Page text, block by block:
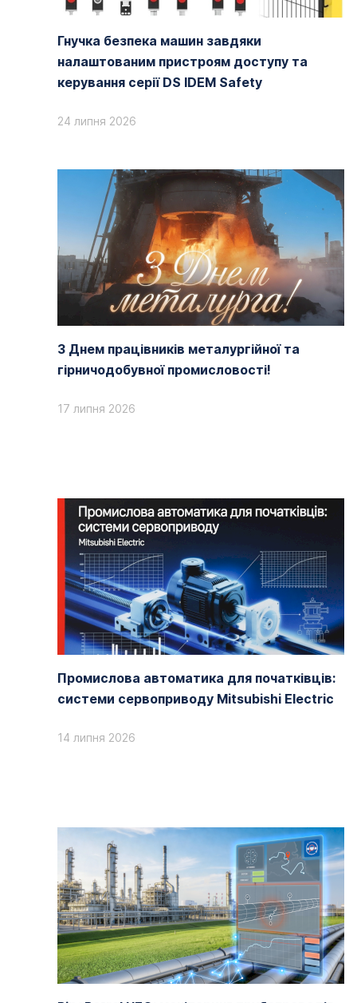
Гнучка безпека машин завдяки
налаштованим пристроям доступу та
керування серії DS IDEM Safety
24 липня 2026
З Днем працівників металургійної та
гірничодобувної промисловості!
17 липня 2026
Промислова автоматика для початківців:
системи сервоприводу Mitsubishi Electric
14 липня 2026